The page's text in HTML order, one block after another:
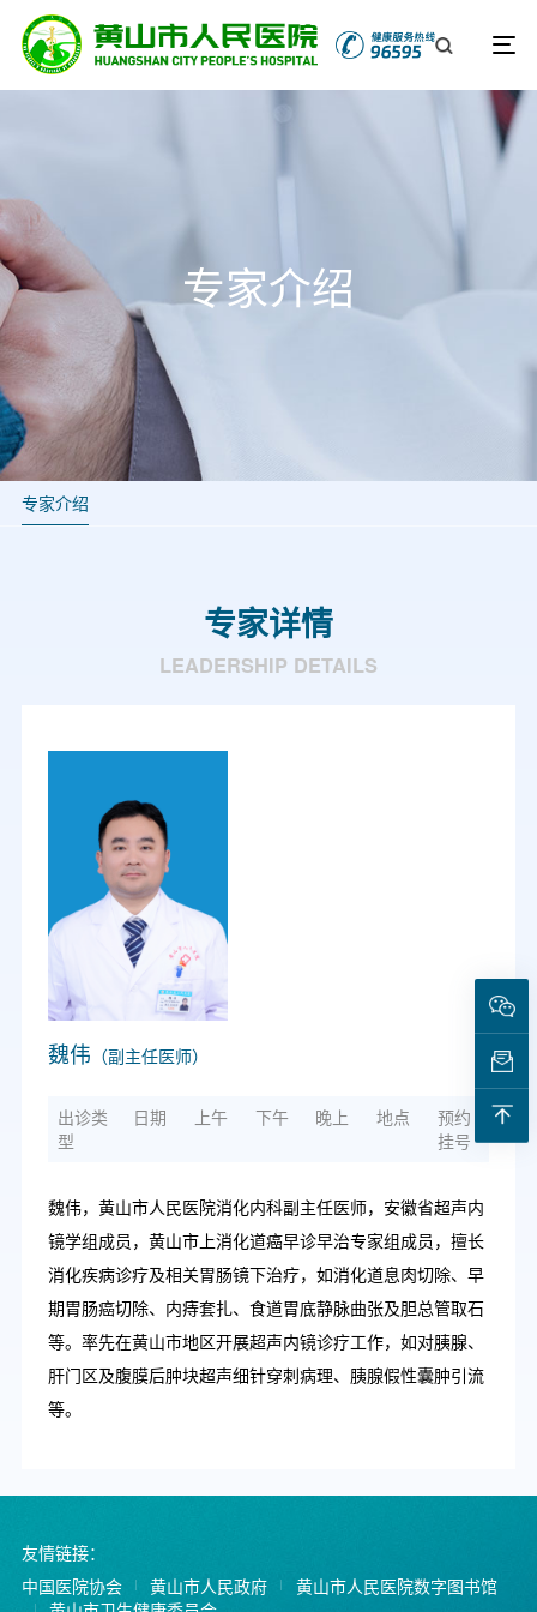
专家介绍
专家介绍
专家详情
LEADERSHIP DETAILS
魏伟 （副主任医师）
出诊类
型
日期 上午 下午 晚上 地点
预约
挂号
魏伟，黄山市人民医院消化内科副主任医师，安徽省超声内
镜学组成员，黄山市上消化道癌早诊早治专家组成员，擅长
消化疾病诊疗及相关胃肠镜下治疗，如消化道息肉切除、早
期胃肠癌切除、内痔套扎、食道胃底静脉曲张及胆总管取石
等。率先在黄山市地区开展超声内镜诊疗工作，如对胰腺、
肝门区及腹膜后肿块超声细针穿刺病理、胰腺假性囊肿引流
等。
友情链接：
中国医院协会
黄山市人民政府
黄山市人民医院数字图书馆